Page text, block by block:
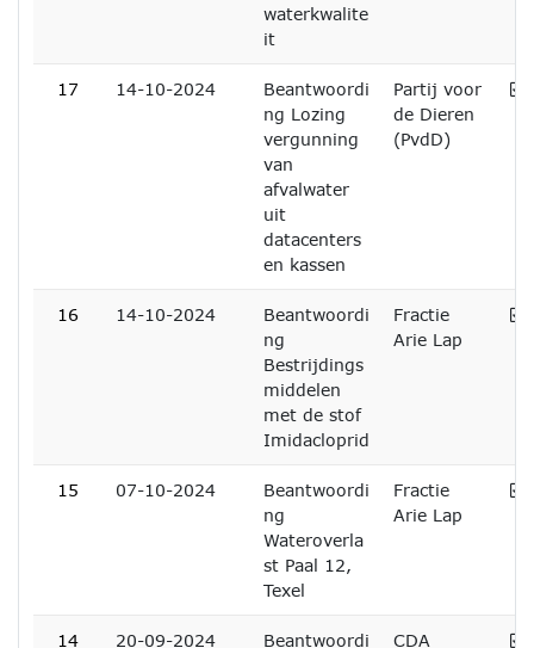
waterkwalite
it
17 14-10-2024
Beantwoordi
ng Lozing
vergunning
van
afvalwater
uit
datacenters
en kassen
Partij voor
de Dieren
(PvdD)
16 14-10-2024
Beantwoordi
ng
Bestrijdings
middelen
met de stof
Imidacloprid
Fractie
Arie Lap
15 07-10-2024
Beantwoordi
ng
Wateroverla
st Paal 12,
Texel
Fractie
Arie Lap
14 20-09-2024
Beantwoordi
CDA